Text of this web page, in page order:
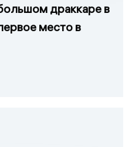
драккаре в
место в